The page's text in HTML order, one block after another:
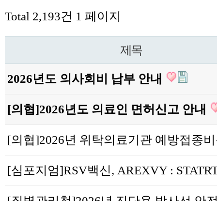
Total 2,193건 1 페이지
제목
2026년도 의사회비 납부 안내
[의협]2026년도 의료인 면허신고 안내